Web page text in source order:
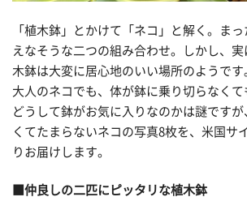
「植木鉢」とかけて「ネコ」と解く。ま
えなそうな二つの組み合わせ。しかし、
木鉢は大変に居心地のいい場所のようです
大人のネコでも、体が鉢に乗り切らなくて
どうして鉢がお気に入りなのかは謎です
くてたまらないネコの写真8枚を、米国サ
りお届けします。
■仲良しの二匹にピッタリな植木鉢